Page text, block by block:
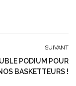
SUIVANT
PODIUM POUR
BASKETTEURS !